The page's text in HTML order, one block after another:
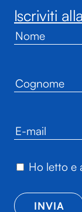
Iscriviti
Ho letto e